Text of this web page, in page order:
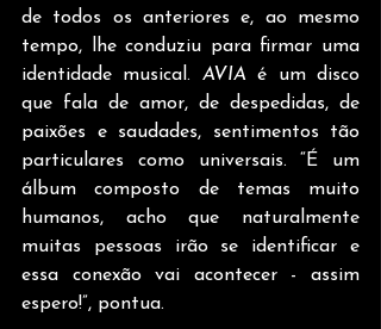
de todos os anteriores e, ao mesmo
tempo, lhe conduziu para firmar uma
identidade musical. AVIA é um disco
que fala de amor, de despedidas, de
paixões e saudades, sentimentos tão
particulares como universais. “É um
álbum composto de temas muito
humanos, acho que naturalmente
muitas pessoas irão se identificar e
essa conexão vai acontecer - assim
espero!”, pontua.